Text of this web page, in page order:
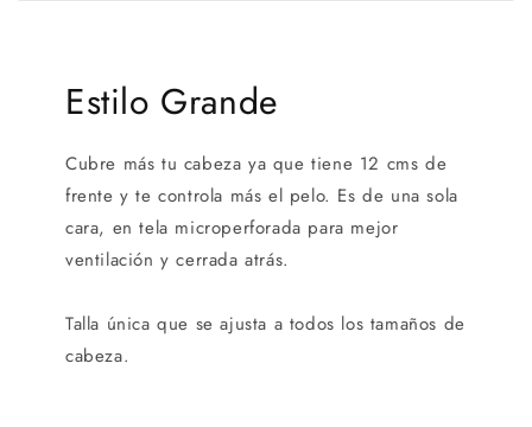
Estilo Grande
Cubre más tu cabeza ya que tiene 12 cms de
frente y te controla más el pelo. Es de una sola
cara, en tela microperforada para mejor
ventilación y cerrada atrás.
Talla única que se ajusta a todos los tamaños de
cabeza.